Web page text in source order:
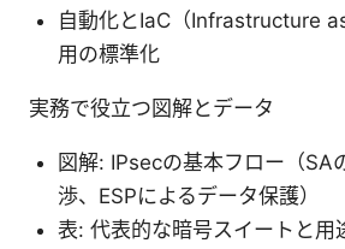
自動化とIaC（Infrastructure
用の標準化
実務で役立つ図解とデータ
図解: IPsecの基本フロー（SA
渉、ESPによるデータ保護）
表: 代表的な暗号スイートと用